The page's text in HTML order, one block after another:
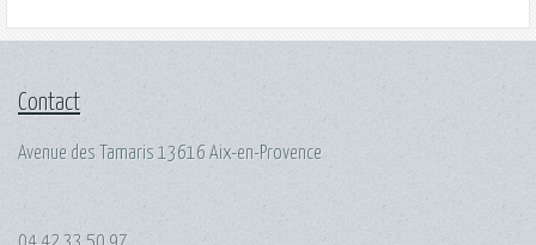
Contact
Avenue des Tamaris 13616 Aix-en-Provence